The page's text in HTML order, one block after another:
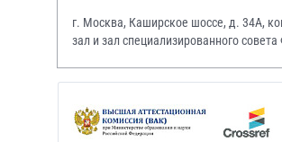
г. Москва, Каширское шоссе, д. 34А,
зал и зал специализированного